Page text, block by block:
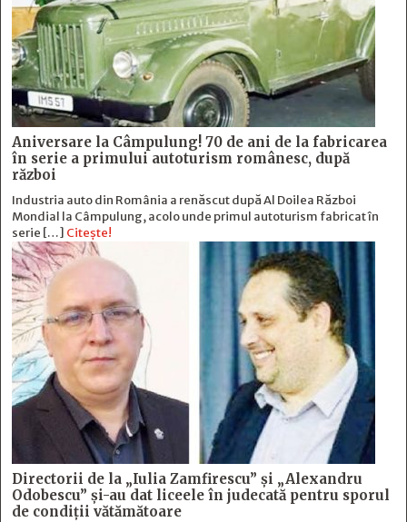
Aniversare la Câmpulung! 70 de ani de la fabricarea
în serie a primului autoturism românesc, după
război
Industria auto din România a renăscut după Al Doilea Război
Mondial la Câmpulung, acolo unde primul autoturism fabricat în
serie […] Citește!
Directorii de la „Iulia Zamfirescu” și „Alexandru
Odobescu” și-au dat liceele în judecată pentru sporul
de condiții vătămătoare